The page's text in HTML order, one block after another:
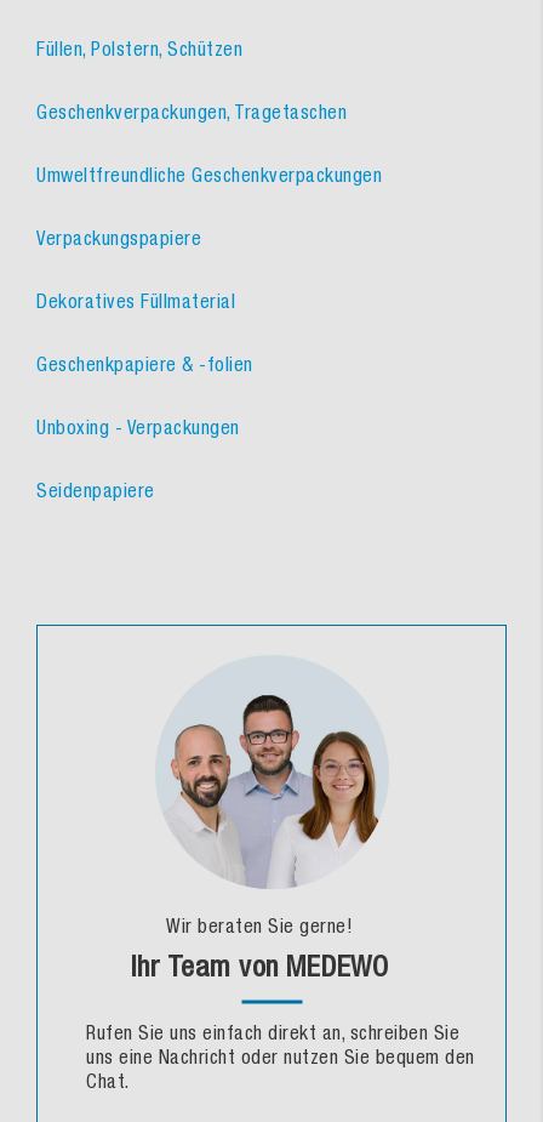
Füllen, Polstern, Schützen
Geschenkverpackungen, Tragetaschen
Umweltfreundliche Geschenkverpackungen
Verpackungspapiere
Dekoratives Füllmaterial
Geschenkpapiere & -folien
Unboxing - Verpackungen
Seidenpapiere
Wir beraten Sie gerne!
Ihr Team von MEDEWO
Rufen Sie uns einfach direkt an, schreiben Sie
uns eine Nachricht oder nutzen Sie bequem den
Chat.